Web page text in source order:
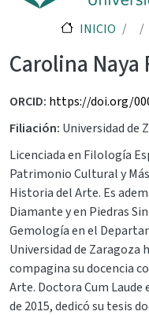
INICIO
Carolina Naya
ORCID https://doi.org/
Filiación Universidad de
Licenciada en Filología
Patrimonio Cultural y
Historia del Arte. Es
Diamante y en Piedras
Gemología en el
Universidad de Zaragoza
compagina su docencia
Arte. Doctora Cum
de 2015, dedicó su tesis